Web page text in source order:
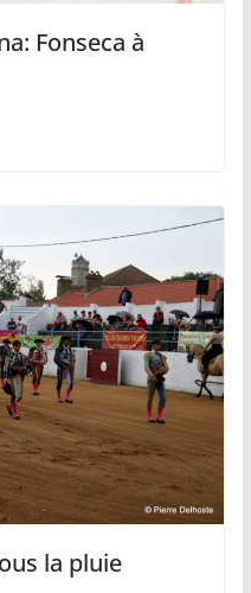
Fonseca à
la pluie